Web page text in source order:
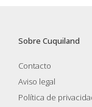
Sobre Cuquiland
Contacto
Aviso legal
Política de